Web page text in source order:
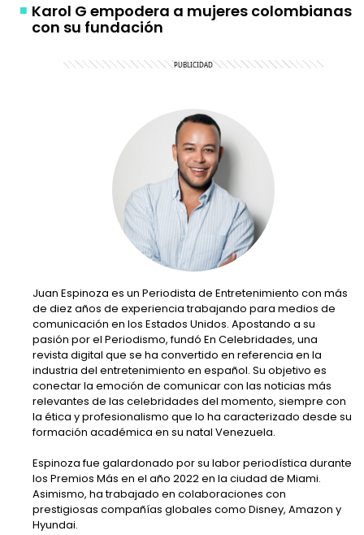
Karol G empodera a mujeres colombianas
con su fundación
Juan Espinoza es un Periodista de Entretenimiento con más
de diez años de experiencia trabajando para medios de
comunicación en los Estados Unidos. Apostando a su
pasión por el Periodismo, fundó En Celebridades, una
revista digital que se ha convertido en referencia en la
industria del entretenimiento en español. Su objetivo es
conectar la emoción de comunicar con las noticias más
relevantes de las celebridades del momento, siempre con
la ética y profesionalismo que lo ha caracterizado desde su
formación académica en su natal Venezuela.
Espinoza fue galardonado por su labor periodística durante
los Premios Más en el año 2022 en la ciudad de Miami.
Asimismo, ha trabajado en colaboraciones con
prestigiosas compañías globales como Disney, Amazon y
Hyundai.